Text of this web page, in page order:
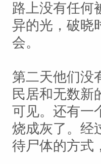
路上没有任何
异的光，破晓
会。
第二天他们没
民居和无数新
可见。还有一
烧成灰了。经
待尸体的方式